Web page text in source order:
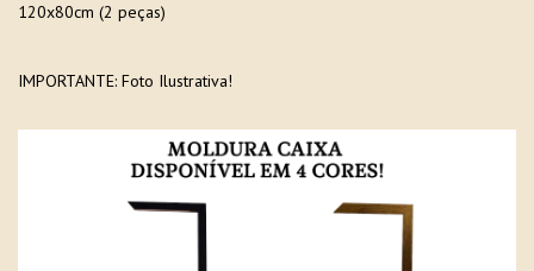
120x80cm (2 peças)
IMPORTANTE: Foto Ilustrativa!